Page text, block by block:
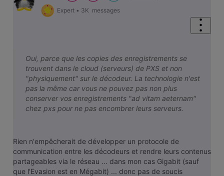
Expert • 3K messages
Oui, parce que les copies des enregistrements se
trouvent dans le cloud (serveurs) de PXS et non
"physiquement" sur le décodeur. La technologie n'est
pas la même car vous ne pouvez pas non plus
conserver vos enregistrements "ad vitam aeternam"
chez pxs pour ne pas encombrer leurs serveurs.
Rien n'empêcherait de développer un protocole de
communication entre les décodeurs et rendre leurs contenus
partageables via le réseau ... dans mon cas Gigabit (sauf
que l'Evasion est en Mégabit) ... donc pas de soucis